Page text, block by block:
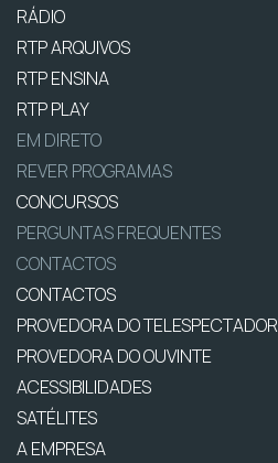
RÁDIO
RTP ARQUIVOS
RTP ENSINA
RTP PLAY
EM DIRETO
REVER PROGRAMAS
CONCURSOS
PERGUNTAS FREQUENTES
CONTACTOS
CONTACTOS
PROVEDORA DO TELESPECTADOR
PROVEDORA DO OUVINTE
ACESSIBILIDADES
SATÉLITES
A EMPRESA